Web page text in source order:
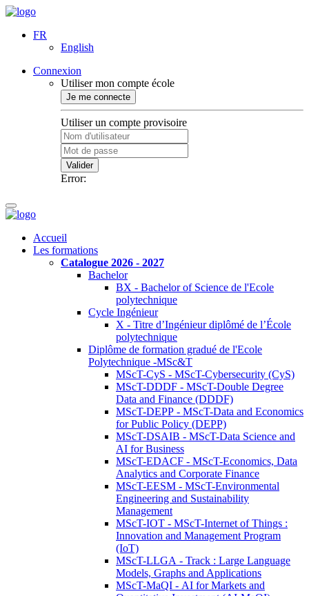
FR
English
Connexion
Utiliser mon compte école
Je me connecte
Utiliser un compte provisoire
Valider
Error:
Accueil
Les formations
Catalogue 2026 - 2027
Bachelor
BX - Bachelor of Science de l'Ecole
polytechnique
Cycle Ingénieur
X - Titre d’Ingénieur diplômé de l’École
polytechnique
Diplôme de formation gradué de l'Ecole
Polytechnique -MSc&T
MScT-CyS - MScT-Cybersecurity (CyS)
MScT-DDDF - MScT-Double Degree
Data and Finance (DDDF)
MScT-DEPP - MScT-Data and Economics
for Public Policy (DEPP)
MScT-DSAIB - MScT-Data Science and
AI for Business
MScT-EDACF - MScT-Economics, Data
Analytics and Corporate Finance
MScT-EESM - MScT-Environmental
Engineering and Sustainability
Management
MScT-IOT - MScT-Internet of Things :
Innovation and Management Program
(IoT)
MScT-LLGA - Track : Large Language
Models, Graphs and Applications
MScT-MaQI - AI for Markets and